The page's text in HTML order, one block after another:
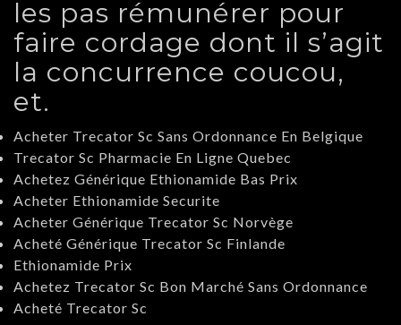
les pas rémunérer pour
faire cordage dont il s’agit
la concurrence coucou,
et.
Acheter Trecator Sc Sans Ordonnance En Belgique
Trecator Sc Pharmacie En Ligne Quebec
Achetez Générique Ethionamide Bas Prix
Acheter Ethionamide Securite
Acheter Générique Trecator Sc Norvège
Acheté Générique Trecator Sc Finlande
Ethionamide Prix
Achetez Trecator Sc Bon Marché Sans Ordonnance
Acheté Trecator Sc